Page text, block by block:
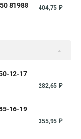
81988
404,75 ₽
12-17
282,65 ₽
16-19
355,95 ₽